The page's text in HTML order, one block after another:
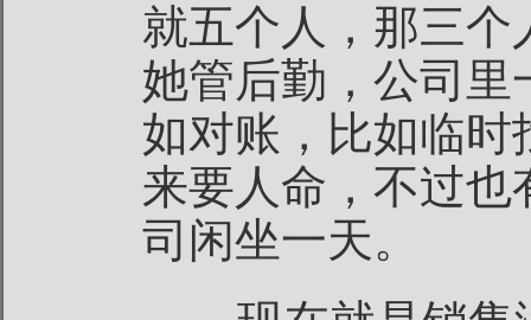
就五个人，那三个
她管后勤，公司里
如对账，比如临时
来要人命，不过也
司闲坐一天。